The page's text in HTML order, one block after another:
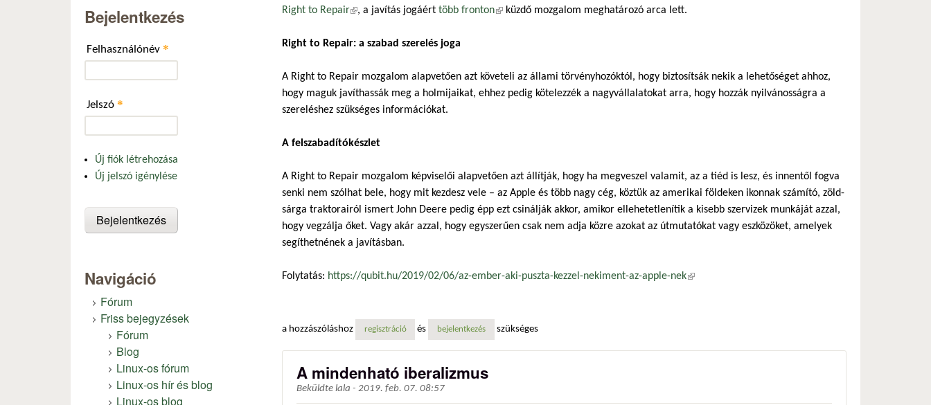
Right to Repair(külső hivatkozás)
, a javítás jogáért több fronton(külső hivatkozás)
küzdő mozgalom meghatározó arca lett.
Right to Repair: a szabad szerelés joga
A Right to Repair mozgalom alapvetően azt követeli az állami törvényhozóktól, hogy biztosítsák nekik a lehetőséget ahhoz,
hogy maguk javíthassák meg a holmijaikat, ehhez pedig kötelezzék a nagyvállalatokat arra, hogy hozzák nyilvánosságra a
szereléshez szükséges információkat.
A felszabadítókészlet
A Right to Repair mozgalom képviselői alapvetően azt állítják, hogy ha megveszel valamit, az a tiéd is lesz, és innentől fogva
senki nem szólhat bele, hogy mit kezdesz vele – az Apple és több nagy cég, köztük az amerikai földeken ikonnak számító, zöld-
sárga traktorairól ismert John Deere pedig épp ezt csinálják akkor, amikor ellehetetlenítik a kisebb szervizek munkáját azzal,
hogy vegzálja őket. Vagy akár azzal, hogy egyszerűen csak nem adja közre azokat az útmutatókat vagy eszközöket, amelyek
segíthetnének a javításban.
Folytatás: https://qubit.hu/2019/02/06/az-ember-aki-puszta-kezzel-nekiment-az-apple-nek(külső hivatkozás)
a hozzászóláshoz regisztráció és bejelentkezés szükséges
A mindenható iberalizmus
Beküldte lala - 2019. feb. 07. 08:57
Bejelentkezés
Felhasználónév *
Jelszó *
Új fiók létrehozása
Új jelszó igénylése
Navigáció
Fórum
Friss bejegyzések
Fórum
Blog
Linux-os fórum
Linux-os hír és blog
Linux-os blog